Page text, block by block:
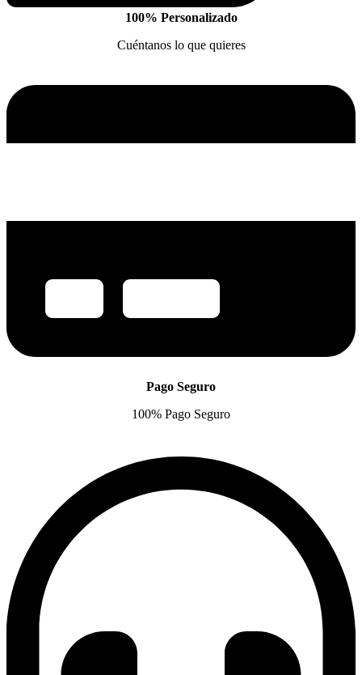
100% Personalizado
Cuéntanos lo que quieres
Pago Seguro
100% Pago Seguro